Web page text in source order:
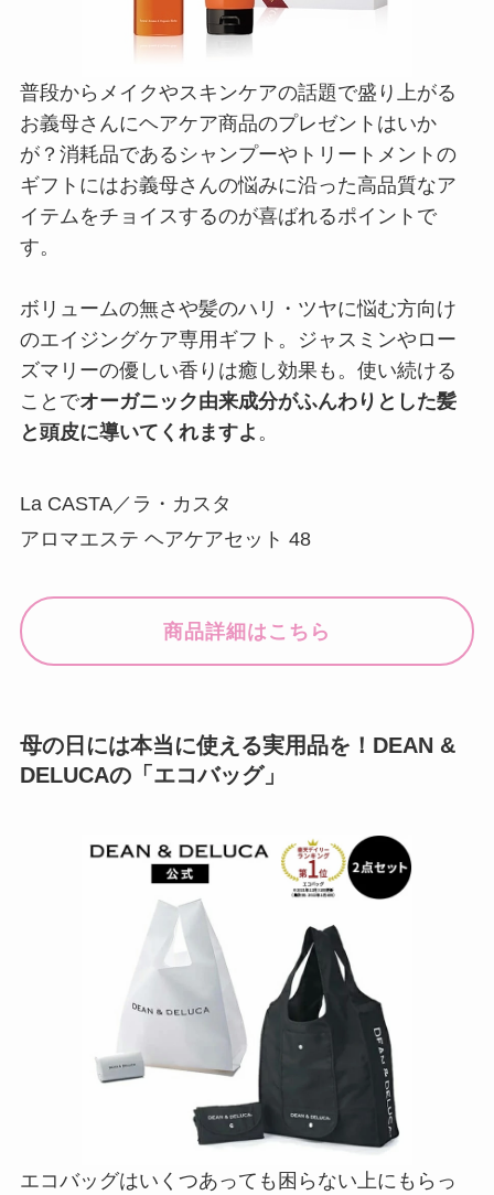
普段からメイクやスキンケアの話題で盛り上がる
お義母さんにヘアケア商品のプレゼントはいか
が？消耗品であるシャンプーやトリートメントの
ギフトにはお義母さんの悩みに沿った高品質なア
イテムをチョイスするのが喜ばれるポイントで
す。
ボリュームの無さや髪のハリ・ツヤに悩む方向け
のエイジングケア専用ギフト。ジャスミンやロー
ズマリーの優しい香りは癒し効果も。使い続ける
ことでオーガニック由来成分がふんわりとした髪
と頭皮に導いてくれますよ 。
La CASTA／ラ・カスタ
アロマエステ ヘアケアセット 48
商品詳細はこちら
母の日には本当に使える実用品を！DEAN &
DELUCAの「エコバッグ」
エコバッグはいくつあっても困らない上にもらっ